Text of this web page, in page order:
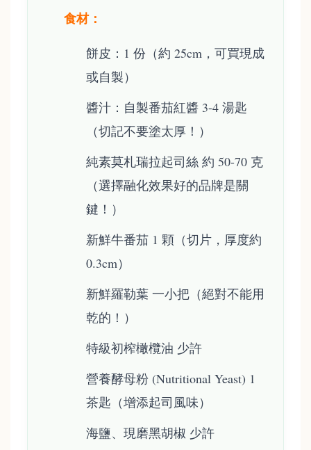
食材：
餅皮：1 份（約 25cm，可買現成
或自製）
醬汁：自製番茄紅醬 3-4 湯匙
（切記不要塗太厚！）
純素莫札瑞拉起司絲 約 50-70 克
（選擇融化效果好的品牌是關
鍵！）
新鮮牛番茄 1 顆（切片，厚度約
0.3cm）
新鮮羅勒葉 一小把（絕對不能用
乾的！）
特級初榨橄欖油 少許
營養酵母粉 (Nutritional Yeast) 1
茶匙（增添起司風味）
海鹽、現磨黑胡椒 少許